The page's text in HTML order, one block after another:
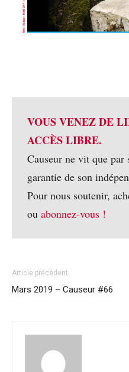
VOUS VENEZ DE
ACCÈS LIBRE.
Causeur ne vit que par
garantie de son
Pour nous soutenir,
ou abonnez-vous !
Article précédent
Mars 2019 – Causeur #66